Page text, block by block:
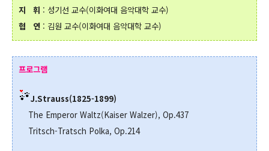
지 휘 : 성기선 교수(이화여대 음악대학 교수)
협 연 : 김원 교수(이화여대 음악대학 교수)
프로그램
J.Strauss(1825-1899)
The Emperor Waltz(Kaiser Walzer), Op.437
Tritsch-Tratsch Polka, Op.214